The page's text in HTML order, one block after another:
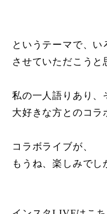
というテーマで、い
させていただこうと
私の一人語りあり、
大好きな方とのコラ
コラボライブが、
もうね、楽しみでし